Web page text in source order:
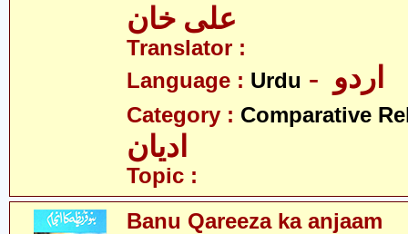
علی خان
Translator :
Language : Urdu
Category : Comparative
ادیان
Topic :
Banu Qareeza ka anjaam